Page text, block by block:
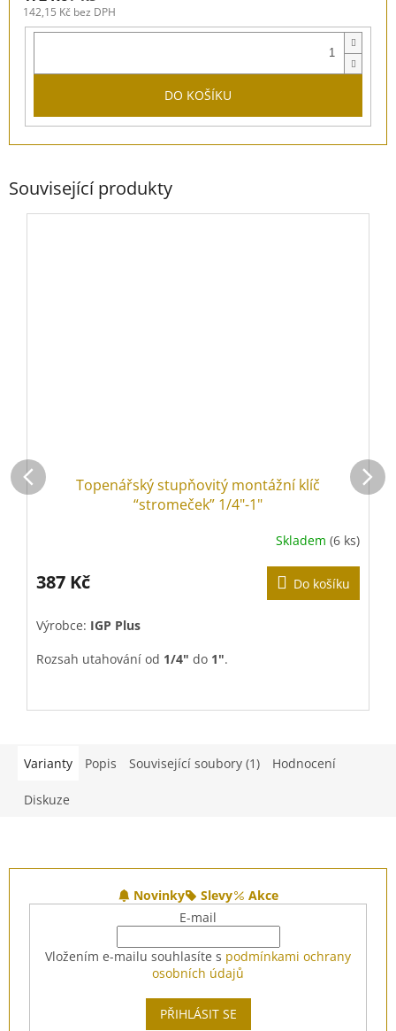
142,15 Kč bez DPH
DO KOŠÍKU
Související produkty
Topenářský stupňovitý montážní klíč
“stromeček” 1/4"-1"
Skladem (6 ks)
387 Kč Do košíku
Výrobce: IGP Plus
Rozsah utahování od 1/4" do 1".
Varianty Popis Související soubory (1) Hodnocení
Diskuze
Novinky Slevy
Akce
E-mail
Vložením e-mailu souhlasíte s podmínkami ochrany
osobních údajů
PŘIHLÁSIT SE